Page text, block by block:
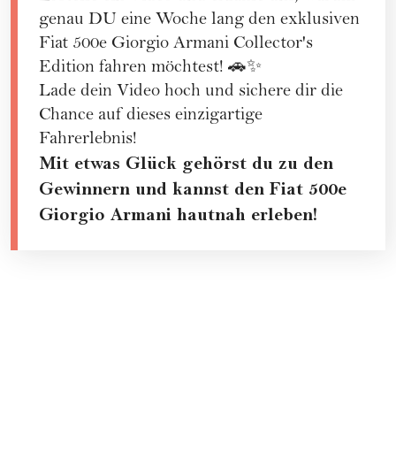
genau DU eine Woche lang den exklusiven
Fiat 500e Giorgio Armani Collector's
Edition fahren möchtest! 🚗✨
Lade dein Video hoch und sichere dir die
Chance auf dieses einzigartige
Fahrerlebnis!
Mit etwas Glück gehörst du zu den
Gewinnern und kannst den Fiat 500e
Giorgio Armani hautnah erleben!